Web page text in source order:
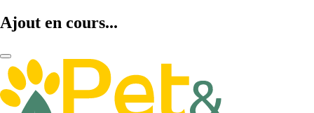
Ajout en cours...